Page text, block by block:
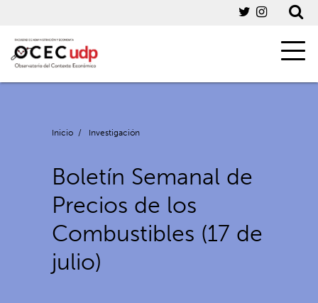
Inicio / Investigación
Boletín Semanal de
Precios de los
Combustibles (17 de
julio)